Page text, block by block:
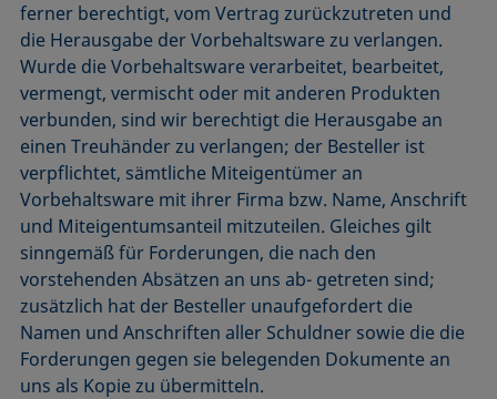
ferner berechtigt, vom Vertrag zurückzutreten und
die Herausgabe der Vorbehaltsware zu verlangen.
Wurde die Vorbehaltsware verarbeitet, bearbeitet,
vermengt, vermischt oder mit anderen Produkten
verbunden, sind wir berechtigt die Herausgabe an
einen Treuhänder zu verlangen; der Besteller ist
verpflichtet, sämtliche Miteigentümer an
Vorbehaltsware mit ihrer Firma bzw. Name, Anschrift
und Miteigentumsanteil mitzuteilen. Gleiches gilt
sinngemäß für Forderungen, die nach den
vorstehenden Absätzen an uns ab- getreten sind;
zusätzlich hat der Besteller unaufgefordert die
Namen und Anschriften aller Schuldner sowie die die
Forderungen gegen sie belegenden Dokumente an
uns als Kopie zu übermitteln.